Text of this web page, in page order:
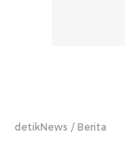
detikNews Berita